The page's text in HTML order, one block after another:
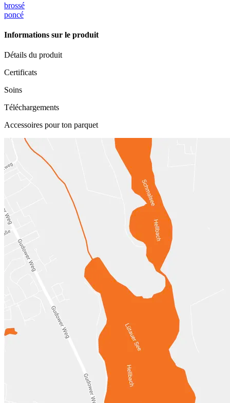
brossé
poncé
Informations sur le produit
Détails du produit
Certificats
Soins
Téléchargements
Accessoires pour ton parquet